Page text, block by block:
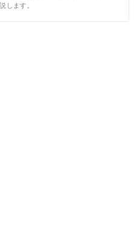
します。